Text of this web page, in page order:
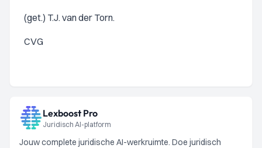
(get.) T.J. van der Torn.
CVG
Lexboost Pro
Juridisch AI-platform
Jouw complete juridische AI-werkruimte. Doe juridisch